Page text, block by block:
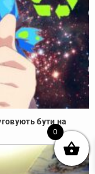
бути на
0